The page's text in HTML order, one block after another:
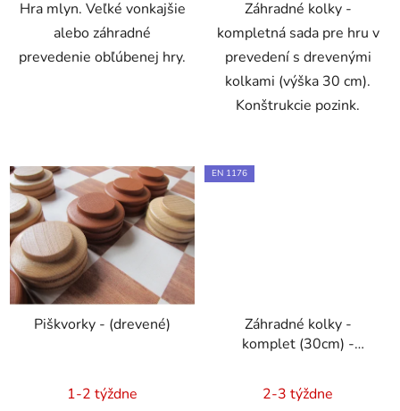
Hra mlyn. Veľké vonkajšie
alebo záhradné
prevedenie obľúbenej hry.
Záhradné kolky -
kompletná sada pre hru v
prevedení s drevenými
kolkami (výška 30 cm).
Konštrukcie pozink.
Piškvorky - (drevené)
1-2 týždne
EN 1176
Záhradné kolky -
komplet (30cm) -
2-3 týždne